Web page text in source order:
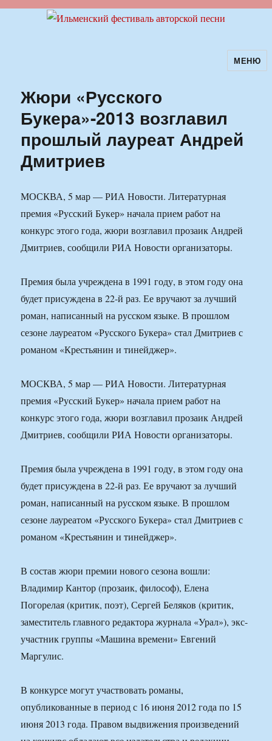
Ильменский фестиваль авторскойМЕНЮ
Жюри «Русского
Букера»-2013 возглавил
прошлый лауреат Андрей
Дмитриев
МОСКВА, 5 мар — РИА Новости. Литературная
премия «Русский Букер» начала прием работ на
конкурс этого года, жюри возглавил прозаик Андрей
Дмитриев, сообщили РИА Новости организаторы.
Премия была учреждена в 1991 году, в этом году она
будет присуждена в 22-й раз. Ее вручают за лучший
роман, написанный на русском языке. В прошлом
сезоне лауреатом «Русского Букера» стал Дмитриев с
романом «Крестьянин и тинейджер».
МОСКВА, 5 мар — РИА Новости. Литературная
премия «Русский Букер» начала прием работ на
конкурс этого года, жюри возглавил прозаик Андрей
Дмитриев, сообщили РИА Новости организаторы.
Премия была учреждена в 1991 году, в этом году она
будет присуждена в 22-й раз. Ее вручают за лучший
роман, написанный на русском языке. В прошлом
сезоне лауреатом «Русского Букера» стал Дмитриев с
романом «Крестьянин и тинейджер».
В состав жюри премии нового сезона вошли:
Владимир Кантор (прозаик, философ), Елена
Погорелая (критик, поэт), Сергей Беляков (критик,
заместитель главного редактора журнала «Урал»), экс-
участник группы «Машина времени» Евгений
Маргулис.
В конкурсе могут участвовать романы,
опубликованные в период с 16 июня 2012 года по 15
июня 2013 года. Правом выдвижения произведений